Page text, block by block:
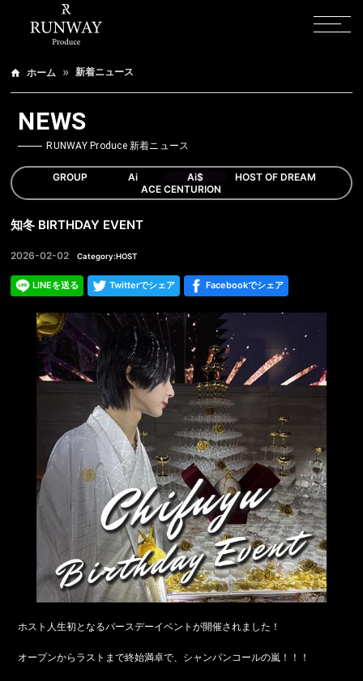
ホーム 新着ニュース
NEWS
RUNWAY Produce 新着ニュース
GROUP Ai Ai$
HOST OF DREAM
ACE CENTURION
知冬 BIRTHDAY EVENT
2026-02-02 Category:HOST
LINEを送る Twitterでシェア Facebookでシェア
ホスト人生初となるバースデーイベントが開催されました！
オープンからラストまで終始満卓で、シャンパンコールの嵐！！！